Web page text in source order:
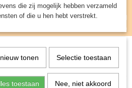
UW WINKELWAGEN
(0)
the Gathering> Lorwyn
Magic: the Gathering
die zij mogelijk hebben verzameld
of die u hen hebt verstrekt.
tonen Selectie toestaan
toestaan Nee, niet akkoord